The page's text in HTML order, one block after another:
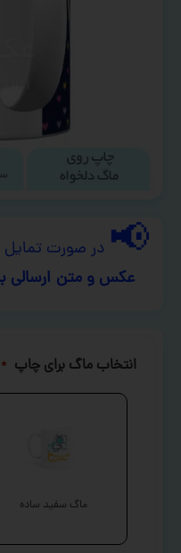
📢 در صورت تمایل
عکس و متن ارسالی
انتخاب ماگ برای چاپ *
ماگ سفید ساده